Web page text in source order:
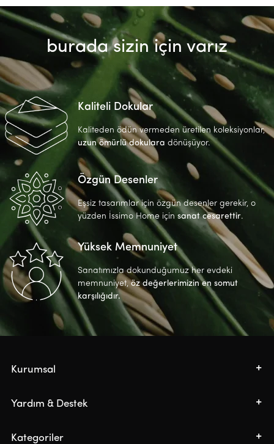
burada sizin için varız
Kaliteli Dokular
Kaliteden ödün vermeden üretilen koleksiyonlar,
uzun ömürlü dokulara dönüşüyor.
Özgün Desenler
Eşsiz tasarımlar için özgün desenler gerekir, o
yüzden İssimo Home içinsanat cesarettir.
Yüksek Memnuniyet
Sanatımızla dokunduğumuz her evdeki
memnuniyet, öz değerlerimizin en somut
karşılığıdır.
Kurumsal
Yardım & Destek
Kategoriler